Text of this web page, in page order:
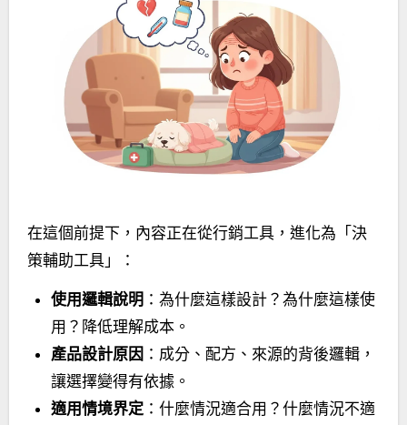
在這個前提下，內容正在從行銷工具，進化為「決
策輔助工具」：
使用邏輯說明 ：為什麼這樣設計？為什麼這樣使
用？降低理解成本。
產品設計原因 ：成分、配方、來源的背後邏輯，
讓選擇變得有依據。
適用情境界定：什麼情況適合用？什麼情況不適